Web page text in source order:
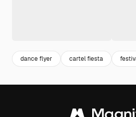
dance flyer cartel fiesta